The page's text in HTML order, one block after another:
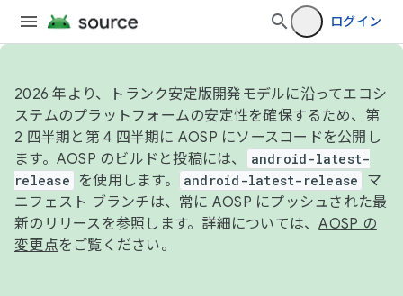
ログイン
2026 年より、トランク安定版開発モデルに沿ってエコシ
ステムのプラットフォームの安定性を確保するため、第
2 四半期と第 4 四半期に AOSP にソースコードを公開し
ます。AOSP のビルドと投稿には、
android-latest-
release
を使用します。 android-latest-release
マ
ニフェスト ブランチは、常に AOSP にプッシュされた最
新のリリースを参照します。詳細については、AOSP の
変更点をご覧ください。